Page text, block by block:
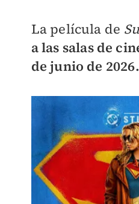
La película de
a las salas de
de junio de 2026.